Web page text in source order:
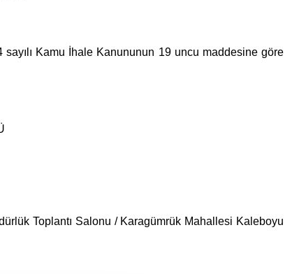
Kamu İhale Kanununun 19 uncu maddesine göre
Toplantı Salonu / Karagümrük Mahallesi Kaleboyu